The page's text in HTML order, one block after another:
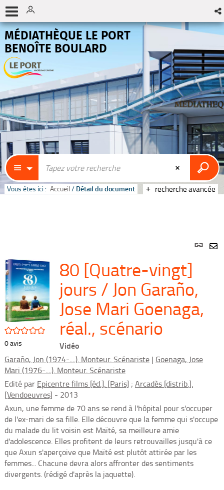
MÉDIATHÈQUE LE PORT
BENOÎTE BOULARD
recherche avancée
Vous êtes ici : Accueil / Détail du document
Lien
/5
0avis
80 [Quatre-vingt]
jours / Jon Garaño,
Jose Mari Goenaga,
réal., scénario
Vidéo
Garaño, Jon (1974-....). Monteur. Scénariste | Goenaga, Jose
Mari (1976-....). Monteur. Scénariste
Edité par Epicentre films [éd.]. [Paris] ; Arcadès [distrib.].
[Vendoeuvres] - 2013
Axun, une femme de 70 ans se rend à l'hôpital pour s'occuper
de l'ex-mari de sa fille. Elle découvre que la femme qui s'occupe
du malade du lit voisin est Maïté, sa meilleure amie
d'adolescence. Elles profitent de leurs retrouvailles jusqu'à ce
que Axun s'aperçoive que Maïté est plutôt attirée par les
femmes... Chacune devra alors affronter des sentiments
divergents. (rédigé d'après la jaquette).